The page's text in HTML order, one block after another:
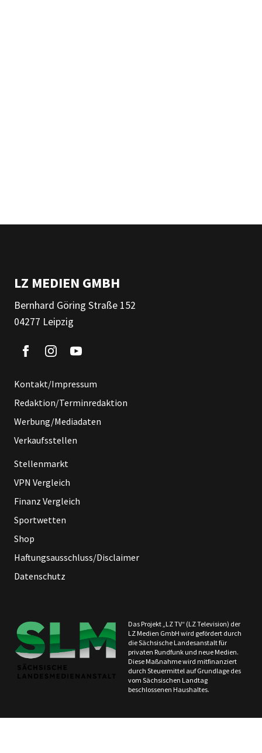
LZ MEDIEN GMBH
Bernhard Göring Straße 152
04277 Leipzig
Kontakt/Impressum
Redaktion/Terminredaktion
Werbung/Mediadaten
Verkaufsstellen
Stellenmarkt
VPN Vergleich
Finanz Vergleich
Sportwetten
Shop
Haftungsausschluss/Disclaimer
Datenschutz
Das Projekt „LZ TV“ (LZ Television) der
LZ Medien GmbH wird gefördert durch
die Sächsische Landesanstalt für
privaten Rundfunk und neue Medien.
Diese Maßnahme wird mitfinanziert
durch Steuermittel auf Grundlage des
vom Sächsischen Landtag
beschlossenen Haushaltes.